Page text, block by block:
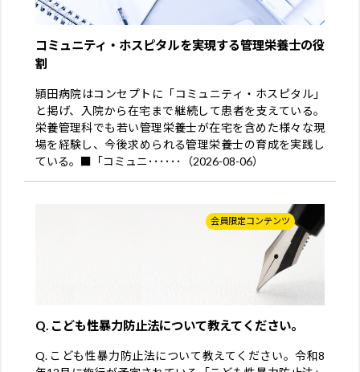
コミュニティ・ホスピタルを実現する管理栄養士の役
割
頴田病院はコンセプトに「コミュニティ・ホスピタル」
と掲げ、入院から在宅まで継続して患者を支えている。
栄養管理科でも若い管理栄養士が在宅を含めた様々な現
場を経験し、今後求められる管理栄養士の育成を実践し
ている。■「コミュニ･･････（2026-08-06）
会員限定コンテンツ
Q. こども性暴力防止法について教えてください。
Q. こども性暴力防止法について教えてください。令和8